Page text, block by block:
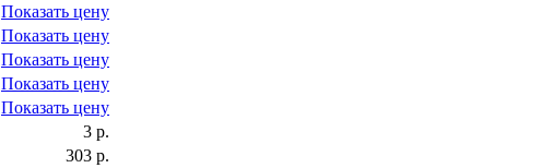
Показать цену
Показать цену
Показать цену
Показать цену
Показать цену
3 р.
303 р.